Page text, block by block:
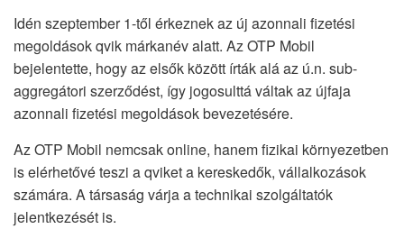
Idén szeptember 1-től érkeznek az új azonnali fizetési
megoldások qvik márkanév alatt. Az OTP Mobil
bejelentette, hogy az elsők között írták alá az ú.n. sub-
aggregátori szerződést, így jogosulttá váltak az újfaja
azonnali fizetési megoldások bevezetésére.
Az OTP Mobil nemcsak online, hanem fizikai környezetben
is elérhetővé teszi a qviket a kereskedők, vállalkozások
számára. A társaság várja a technikai szolgáltatók
jelentkezését is.